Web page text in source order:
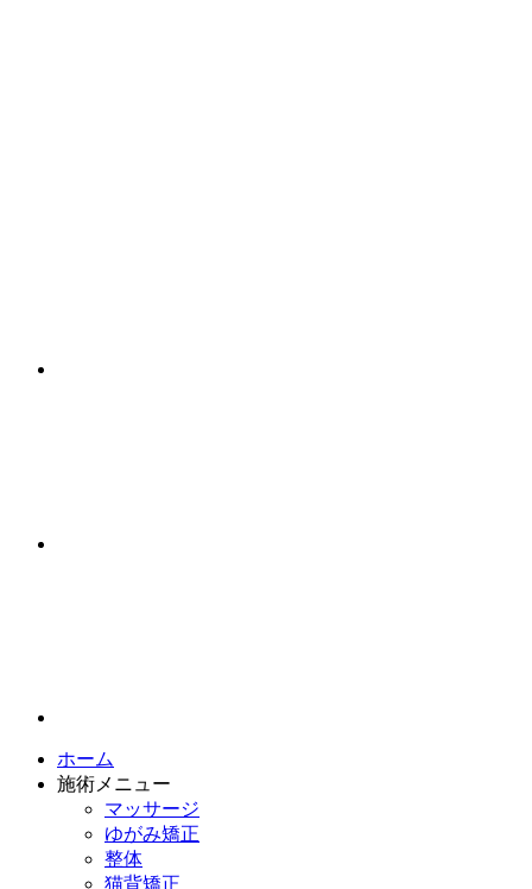
ホーム
施術メニュー
マッサージ
ゆがみ矯正
整体
猫背矯正